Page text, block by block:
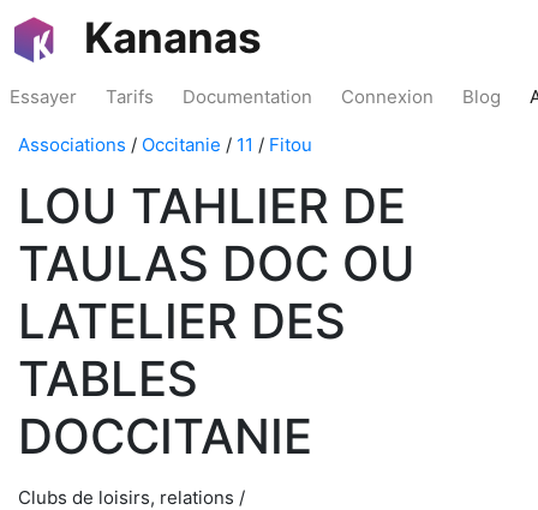
Kananas
Essayer Tarifs Documentation Connexion Blog
Associations / Occitanie / 11 / Fitou
LOU TAHLIER DE
TAULAS DOC OU
LATELIER DES
TABLES
DOCCITANIE
Clubs de loisirs, relations /